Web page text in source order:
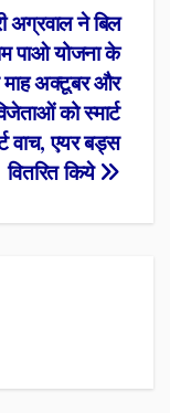
अग्रवाल ने बिल
पाओ योजना के
अक्टूबर और
को स्मार्ट
वाच, एयर बड्स
वितरित किये